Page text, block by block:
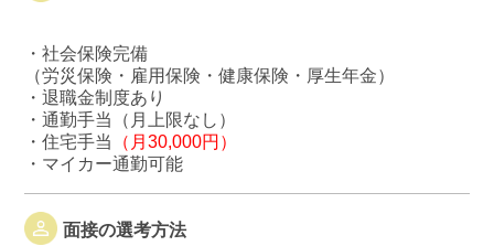
・社会保険完備
（労災保険・雇用保険・健康保険・厚生年金）
・退職金制度あり
・通勤手当（月上限なし）
・住宅手当
（月30,000円）
・マイカー通勤可能
面接の選考方法